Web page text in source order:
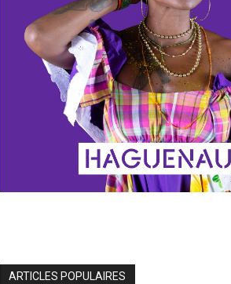
ARTICLES POPULAIRES